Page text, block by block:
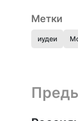
Метки
иудеи